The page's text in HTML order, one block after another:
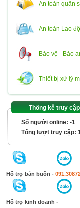
An toàn quân
An toàn Lao
Bảo vệ - Bảo
Thiết bị xử lý
Thống kê truy cập
Số người online: -1
Tổng lượt truy cập:
Hỗ trợ bán buôn -
Hỗ trợ kinh doanh -